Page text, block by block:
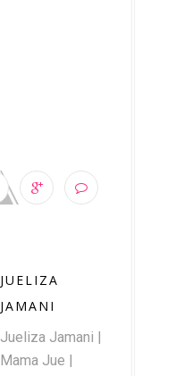
JUELIZA
JAMANI
Jueliza Jamani |
Mama Jue |